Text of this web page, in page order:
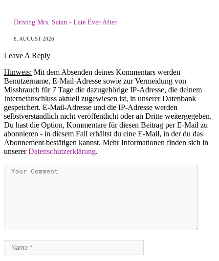
Driving Mrs. Satan - Late Ever After
8. AUGUST 2026
Leave A Reply
Hinweis: Mit dem Absenden deines Kommentars werden
Benutzername, E-Mail-Adresse sowie zur Vermeidung von
Missbrauch für 7 Tage die dazugehörige IP-Adresse, die deinem
Internetanschluss aktuell zugewiesen ist, in unserer Datenbank
gespeichert. E-Mail-Adresse und die IP-Adresse werden
selbstverständlich nicht veröffentlicht oder an Dritte weitergegeben.
Du hast die Option, Kommentare für diesen Beitrag per E-Mail zu
abonnieren - in diesem Fall erhältst du eine E-Mail, in der du das
Abonnement bestätigen kannst. Mehr Informationen finden sich in
unsererDatenschutzerklärung.